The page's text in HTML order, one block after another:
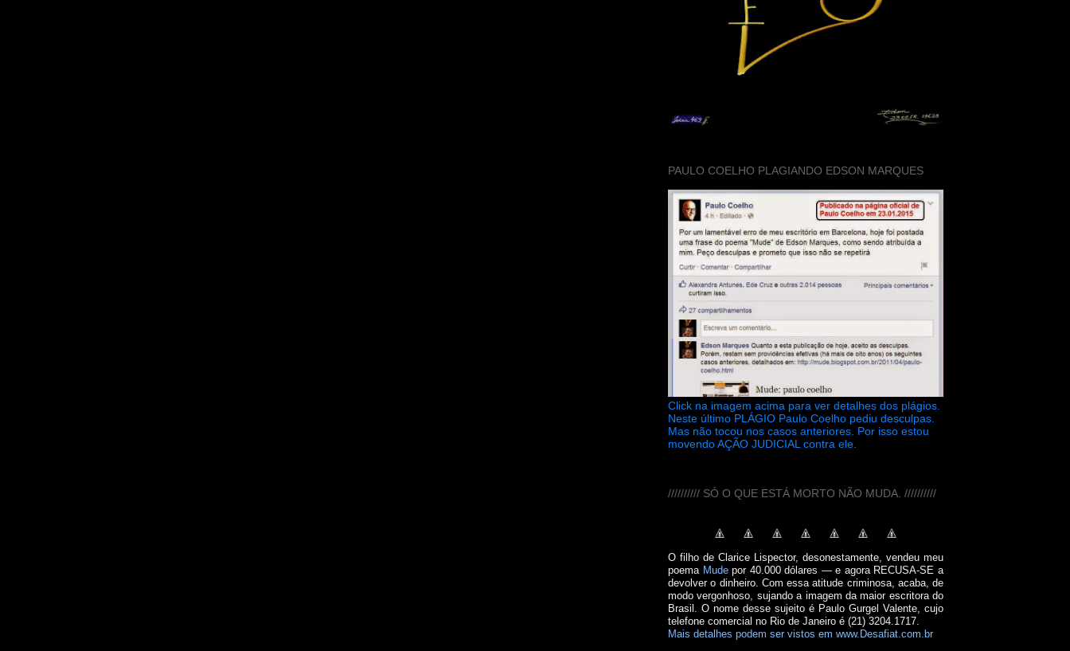
PAULO COELHO PLAGIANDO EDSON MARQUES
Click na imagem acima para ver detalhes dos plágios.
Neste último PLÁGIO Paulo Coelho pediu desculpas.
Mas não tocou nos casos anteriores. Por isso estou
movendo AÇÃO JUDICIAL contra ele.
////////// SÓ O QUE ESTÁ MORTO NÃO MUDA. //////////
O filho de Clarice Lispector, desonestamente, vendeu meu
poema Mudepor 40.000 dólares — e agora RECUSA-SE a
devolver o dinheiro. Com essa atitude criminosa, acaba, de
modo vergonhoso, sujando a imagem da maior escritora do
Brasil. O nome desse sujeito é Paulo Gurgel Valente, cujo
telefone comercial no Rio de Janeiro é (21) 3204.1717.
Mais detalhes podem ser vistos em www.Desafiat.com.br